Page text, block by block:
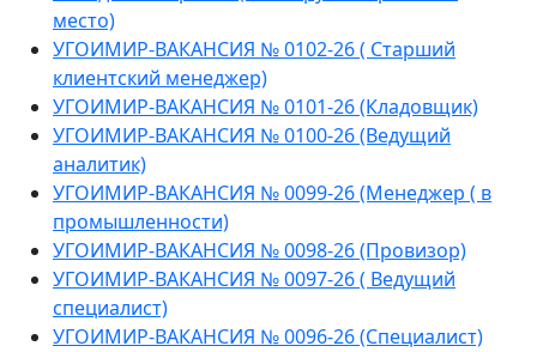
место)
УГОИМИР-ВАКАНСИЯ № 0102-26 ( Старший
клиентский менеджер)
УГОИМИР-ВАКАНСИЯ № 0101-26 (Кладовщик)
УГОИМИР-ВАКАНСИЯ № 0100-26 (Ведущий
аналитик)
УГОИМИР-ВАКАНСИЯ № 0099-26 (Менеджер ( в
промышленности)
УГОИМИР-ВАКАНСИЯ № 0098-26 (Провизор)
УГОИМИР-ВАКАНСИЯ № 0097-26 ( Ведущий
специалист)
УГОИМИР-ВАКАНСИЯ № 0096-26 (Специалист)